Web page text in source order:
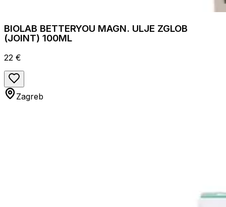
BIOLAB BETTERYOU MAGN. ULJE ZGLOB
(JOINT) 100ML
22 €
Zagreb